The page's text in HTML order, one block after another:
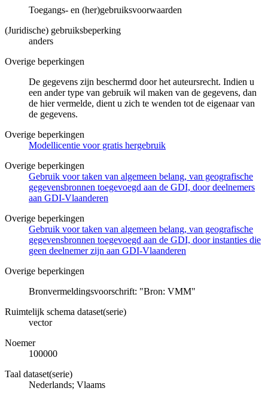
Toegangs- en (her)gebruiksvoorwaarden
(Juridische) gebruiksbeperking
anders
Overige beperkingen
De gegevens zijn beschermd door het auteursrecht. Indien u
een ander type van gebruik wil maken van de gegevens, dan
de hier vermelde, dient u zich te wenden tot de eigenaar van
de gegevens.
Overige beperkingen
Modellicentie voor gratis hergebruik
Overige beperkingen
Gebruik voor taken van algemeen belang, van geografische
gegevensbronnen toegevoegd aan de GDI, door deelnemers
aan GDI-Vlaanderen
Overige beperkingen
Gebruik voor taken van algemeen belang, van geografische
gegevensbronnen toegevoegd aan de GDI, door instanties die
geen deelnemer zijn aan GDI-Vlaanderen
Overige beperkingen
Bronvermeldingsvoorschrift: "Bron: VMM"
Ruimtelijk schema dataset(serie)
vector
Noemer
100000
Taal dataset(serie)
Nederlands; Vlaams